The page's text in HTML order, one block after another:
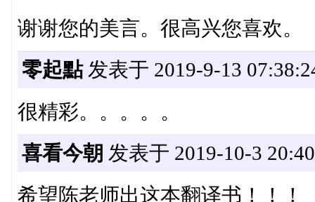
谢谢您的美言。很高兴您喜欢。
零起點发表于 2019-9-13
很精彩。。。。。
喜看今朝 发表于 2019-10-3
希望陈老师出这本翻译书！！！